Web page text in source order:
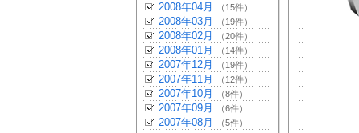
2008年04月 （15件）
2008年03月 （19件）
2008年02月 （20件）
2008年01月 （14件）
2007年12月 （19件）
2007年11月 （12件）
2007年10月 （8件）
2007年09月 （6件）
2007年08月 （5件）